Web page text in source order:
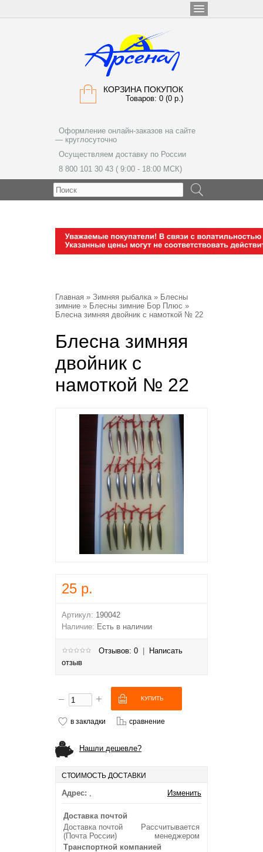
КОРЗИНА ПОКУПОК
Товаров: 0 (0 р.)
Оформление онлайн-заказов на сайте
— круглосуточно
Осуществляем доставку по России
8 800 101 30 43 ( 9:00 - 18:00 МСК)
Главная » Зимняя рыбалка» Блесны
зимние » Блесны зимние Бор Плюс »
Блесна зимняя двойник с намоткой № 22
Блесна зимняя
двойник с
намоткой № 22
25 р.
Артикул: 190042
Наличие: Есть в наличии
Отзывов: 0
Написать
отзыв
в закладки сравнение
Нашли дешевле?
СТОИМОСТЬ ДОСТАВКИ
Адрес: , Изменить
Доставка почтой
Доставка почтой
(Почта России)
Рассчитывается
менеджером
Транспортной компанией